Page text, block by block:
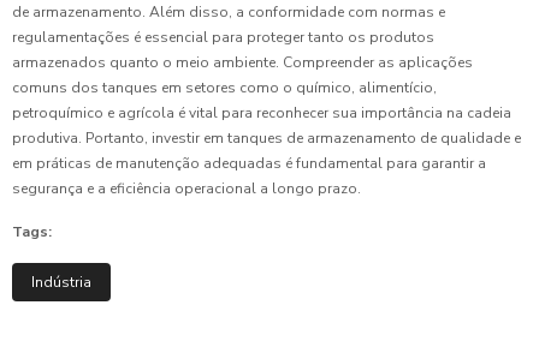
de armazenamento. Além disso, a conformidade com normas e
regulamentações é essencial para proteger tanto os produtos
armazenados quanto o meio ambiente. Compreender as aplicações
comuns dos tanques em setores como o químico, alimentício,
petroquímico e agrícola é vital para reconhecer sua importância na cadeia
produtiva. Portanto, investir em tanques de armazenamento de qualidade e
em práticas de manutenção adequadas é fundamental para garantir a
segurança e a eficiência operacional a longo prazo.
Tags:
Indústria